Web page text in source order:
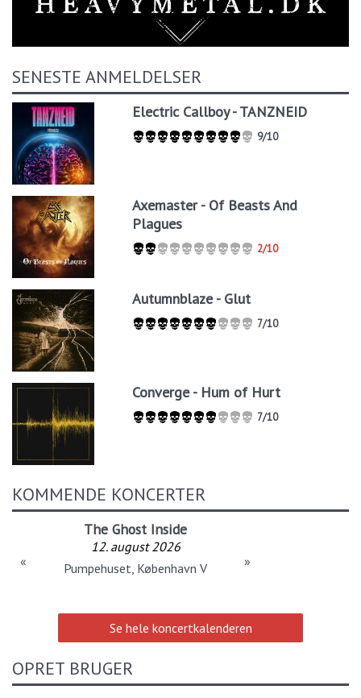
SENESTE ANMELDELSER
Electric Callboy - TANZNEID
9/10
Axemaster - Of Beasts And
Plagues
2/10
Autumnblaze - Glut
7/10
Converge - Hum of Hurt
7/10
KOMMENDE KONCERTER
The Ghost Inside
12. august 2026
Pumpehuset, København V
« »
Se hele koncertkalenderen
OPRET BRUGER